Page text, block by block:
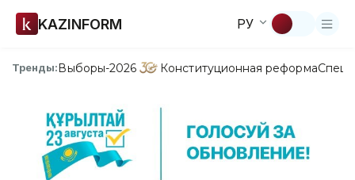
KAZINFORM РУ
Тренды:Выборы-2026 Конституционная реформа